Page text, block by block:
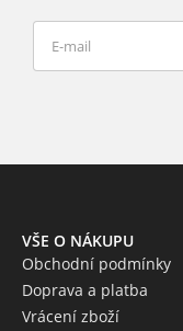
VŠE O NÁKUPU
Obchodní podmínky
Doprava a platba
Vrácení zboží